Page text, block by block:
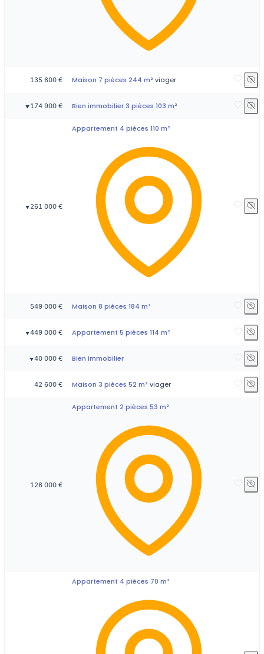
135 600 € Maison 7 pièces 244 m² viager
▼ 174 900 € Bien immobilier 3 pièces 103 m²
▼ 261 000 €
Appartement 4 pièces 110 m²
549 000 € Maison 8 pièces 184 m²
▼449 000 € Appartement 5 pièces 114 m²
▼40 000 € Bien immobilier
42 600 € Maison 3 pièces 52 m² viager
126 000 €
Appartement 2 pièces 53 m²
Appartement 4 pièces 70 m²